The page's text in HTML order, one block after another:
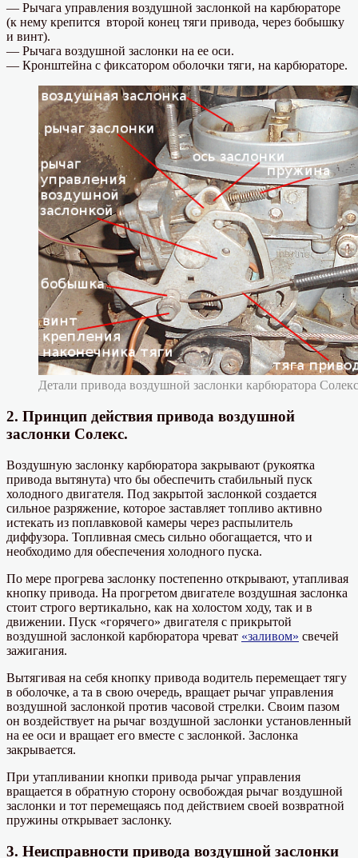
— Рычага управления воздушной заслонкой на карбюраторе
(к нему крепится второй конец тяги привода, через бобышку
и винт).
— Рычага воздушной заслонки на ее оси.
— Кронштейна с фиксатором оболочки тяги, на карбюраторе.
Детали привода воздушной заслонки карбюратора
2. Принцип действия привода воздушной
заслонки Солекс.
Воздушную заслонку карбюратора закрывают (рукоятка
привода вытянута) что бы обеспечить стабильный пуск
холодного двигателя. Под закрытой заслонкой создается
сильное разряжение, которое заставляет топливо активно
истекать из поплавковой камеры через распылитель
диффузора. Топливная смесь сильно обогащается, что и
необходимо для обеспечения холодного пуска.
По мере прогрева заслонку постепенно открывают, утапливая
кнопку привода. На прогретом двигателе воздушная заслонка
стоит строго вертикально, как на холостом ходу, так и в
движении. Пуск «горячего» двигателя с прикрытой
воздушной заслонкой карбюратора чреват «заливом» свечей
зажигания.
Вытягивая на себя кнопку привода водитель перемещает тягу
в оболочке, а та в свою очередь, вращает рычаг управления
воздушной заслонкой против часовой стрелки. Своим пазом
он воздействует на рычаг воздушной заслонки установленный
на ее оси и вращает его вместе с заслонкой. Заслонка
закрывается.
При утапливании кнопки привода рычаг управления
вращается в обратную сторону освобождая рычаг воздушной
заслонки и тот перемещаясь под действием своей возвратной
пружины открывает заслонку.
3. Неисправности привода воздушной заслонки